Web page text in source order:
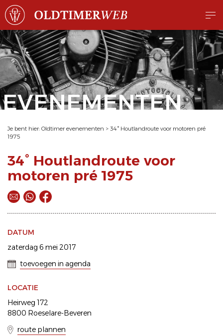
EVENEMENTEN
Je bent hier: Oldtimer evenementen > 34° Houtlandroute voor motoren pré
1975
34° Houtlandroute voor
motoren pré 1975
DATUM
zaterdag 6 mei 2017
toevoegen in agenda
LOCATIE
Heirweg 172
8800 Roeselare-Beveren
route plannen